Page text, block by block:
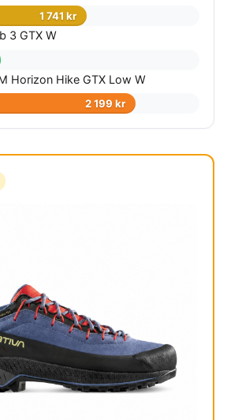
1 741 kr
3 GTX W
Horizon Hike GTX Low W
2 199 kr